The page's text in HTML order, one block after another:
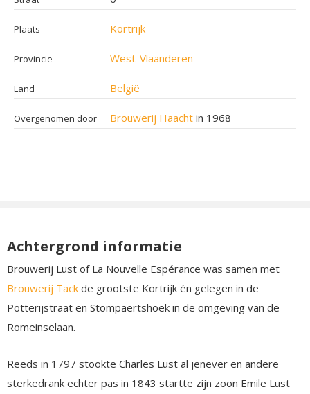
Plaats Kortrijk
Provincie West-Vlaanderen
Land België
Overgenomen door Brouwerij Haacht in 1968
Achtergrond informatie
Brouwerij Lust of La Nouvelle Espérance was samen met
Brouwerij Tack de grootste Kortrijk én gelegen in de
Potterijstraat en Stompaertshoek in de omgeving van de
Romeinselaan.
Reeds in 1797 stookte Charles Lust al jenever en andere
sterkedrank echter pas in 1843 startte zijn zoon Emile Lust